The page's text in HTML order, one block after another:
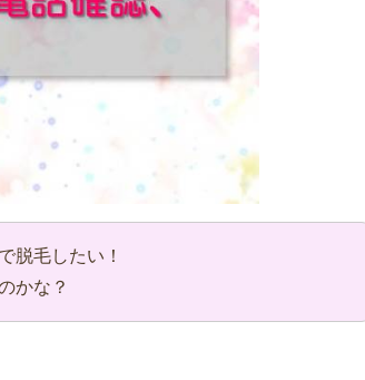
で脱毛したい！
かな？